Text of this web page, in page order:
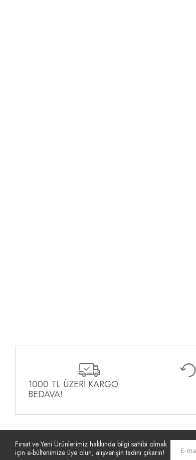
1000 TL ÜZERİ KARGO
BEDAVA!
Fırsat ve Yeni Ürünlerimiz hakkında bilgi sahibi olmak
için e-bültenimize üye olun, alışverişin tadını çıkarın!